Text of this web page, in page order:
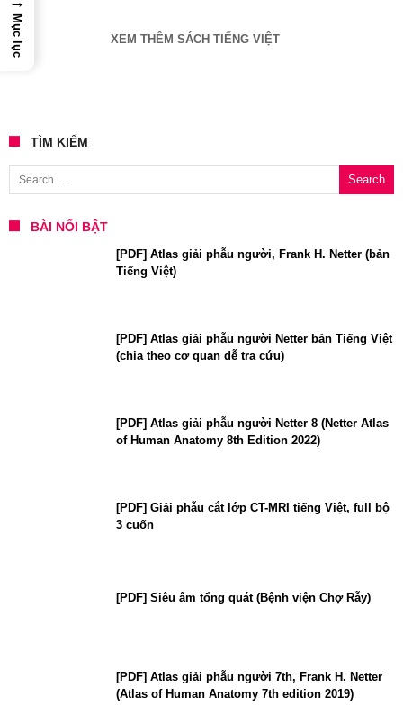
XEM THÊM SÁCH TIẾNG VIỆT
TÌM KIẾM
Search for:
BÀI NỔI BẬT
[PDF] Atlas giải phẫu người, Frank H. Netter (bản
Tiếng Việt)
[PDF] Atlas giải phẫu người Netter bản Tiếng Việt
(chia theo cơ quan dễ tra cứu)
[PDF] Atlas giải phẫu người Netter 8 (Netter Atlas
of Human Anatomy 8th Edition 2022)
[PDF] Giải phẫu cắt lớp CT-MRI tiếng Việt, full bộ
3 cuốn
[PDF] Siêu âm tổng quát (Bệnh viện Chợ Rẫy)
[PDF] Atlas giải phẫu người 7th, Frank H. Netter
(Atlas of Human Anatomy 7th edition 2019)
Mục lục